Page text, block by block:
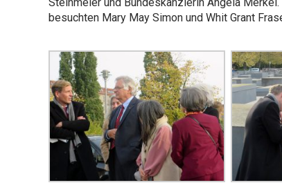
besuchten Mary May Simon und Whit Grant